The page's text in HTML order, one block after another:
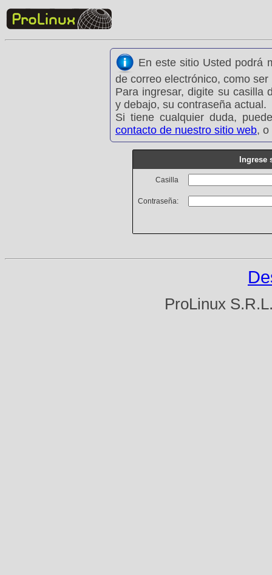
En este sitio Usted podrá
de correo electrónico, como
Para ingresar, digite su casilla
y debajo, su contraseña actual.
Si tiene cualquier duda,
contacto de nuestro sitio web, o
Ingrese
Casilla
Contraseña:
ProLinux